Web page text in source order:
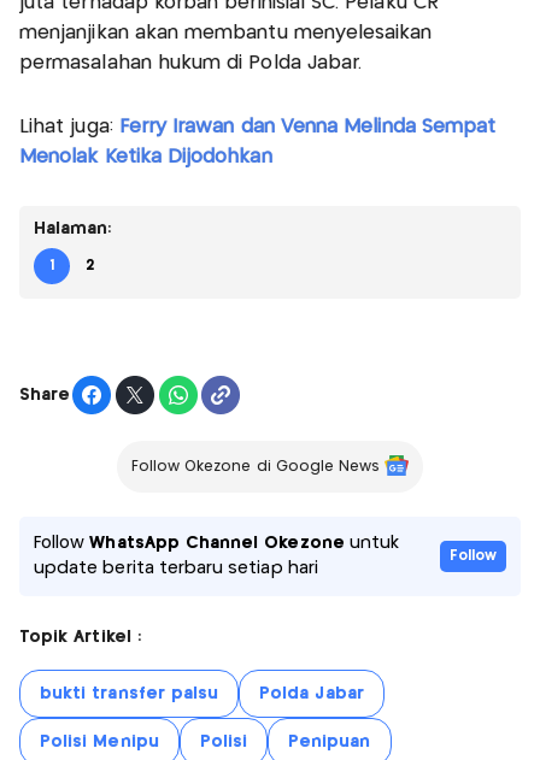
menjanjikan akan membantu menyelesaikan
permasalahan hukum di Polda Jabar.
Lihat juga: Ferry Irawan dan Venna Melinda Sempat
Menolak Ketika Dijodohkan
Halaman:
1 2
Share
Follow Okezone di Google News
FollowWhatsApp Channel Okezone untuk
update berita terbaru setiap hari
Follow
Topik Artikel :
bukti transfer palsu Polda Jabar
Polisi Menipu Polisi Penipuan